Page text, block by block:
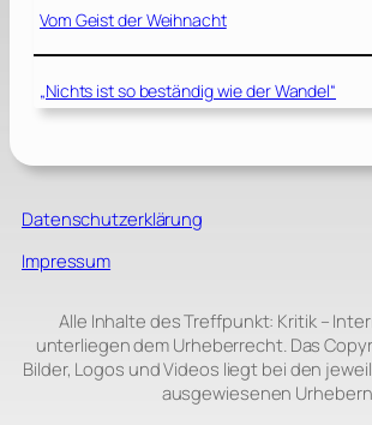
Vom Geist der Weihnacht
„Nichts ist so beständig wie der Wandel“
Datenschutzerklärung
Impressum
Alle Inhalte des Treffpunkt: Kritik –
unterliegen dem Urheberrecht. Das
Bilder, Logos und Videos liegt bei den
ausgewiesenen Urhebern.